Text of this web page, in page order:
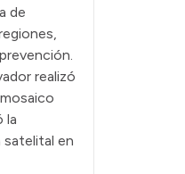
de
realizó
la
en